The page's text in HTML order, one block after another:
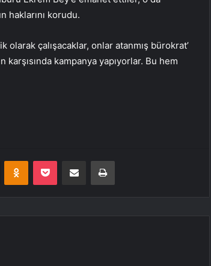
haklarını korudu.
olarak çalışacaklar, onlar atanmış bürokrat’
karşısında kampanya yapıyorlar. Bu hem
Odnoklassniki
Pocket E-Posta ile paylaş Yazdır